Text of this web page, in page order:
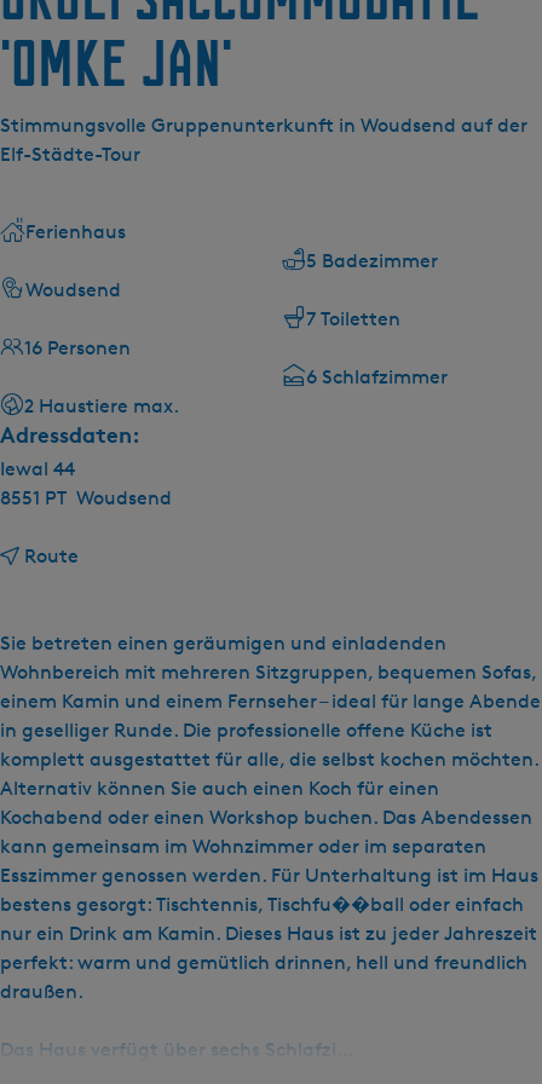
'Omke Jan'
Stimmungsvolle Gruppenunterkunft in Woudsend auf der
Elf-Städte-Tour
Sie betreten einen geräumigen und einladenden
Wohnbereich mit mehreren Sitzgruppen, bequemen Sofas,
einem Kamin und einem Fernseher – ideal für lange Abende
in geselliger Runde. Die professionelle offene Küche ist
komplett ausgestattet für alle, die selbst kochen möchten.
Alternativ können Sie auch einen Koch für einen
Kochabend oder einen Workshop buchen. Das Abendessen
kann gemeinsam im Wohnzimmer oder im separaten
Esszimmer genossen werden. Für Unterhaltung ist im Haus
bestens gesorgt: Tischtennis, Tischfu��ball oder einfach
nur ein Drink am Kamin. Dieses Haus ist zu jeder Jahreszeit
perfekt: warm und gemütlich drinnen, hell und freundlich
draußen.
Das Haus verfügt über sechs Schlafzi…
Ferienhaus
Woudsend
16 Personen
2 Haustiere max.
5 Badezimmer
7 Toiletten
6 Schlafzimmer
Adressdaten:
Iewal 44
8551 PT Woudsend
Route
G
r
o
e
p
s
a
c
c
o
m
m
o
a